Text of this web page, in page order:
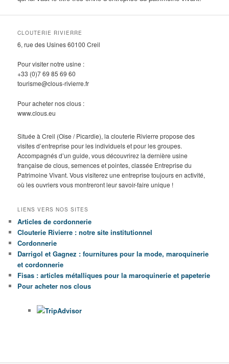
CLOUTERIE RIVIERRE
6, rue des Usines 60100 Creil
Pour visiter notre usine :
+33 (0)7 69 85 69 60
tourisme@clous-rivierre.fr
Pour acheter nos clous :
www.clous.eu
Située à Creil (Oise / Picardie), la clouterie Rivierre propose des
visites d’entreprise pour les individuels et pour les groupes.
Accompagnés d’un guide, vous découvrirez la dernière usine
française de clous, semences et pointes, classée Entreprise du
Patrimoine Vivant. Vous visiterez une entreprise toujours en activité,
où les ouvriers vous montreront leur savoir-faire unique !
LIENS VERS NOS SITES
Articles de cordonnerie
Clouterie Rivierre : notre site institutionnel
Cordonnerie
Darrigol et Gagnez : fournitures pour la mode, maroquinerie
et cordonnerie
Fisas : articles métalliques pour la maroquinerie et papeterie
Pour acheter nos clous